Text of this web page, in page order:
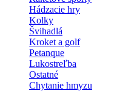
Hádzacie hry
Kolky
Švihadlá
Kroket a golf
Petanque
Lukostreľba
Ostatné
Chytanie hmyzu